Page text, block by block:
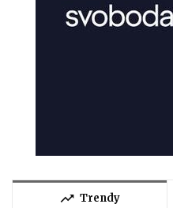
trending_up Trendy